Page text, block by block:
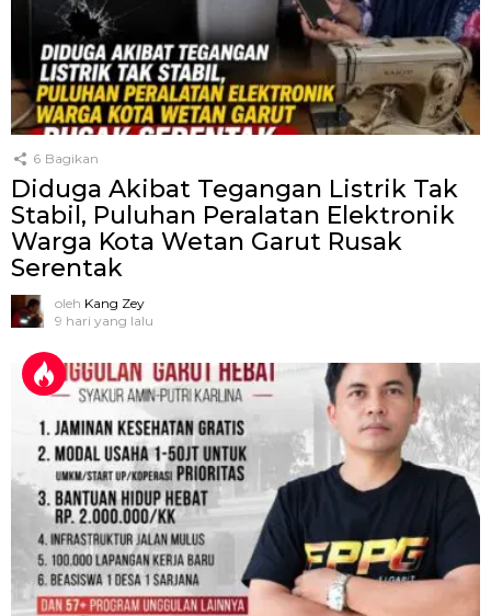
6 Bagikan
Diduga Akibat Tegangan Listrik Tak
Stabil, Puluhan Peralatan Elektronik
Warga Kota Wetan Garut Rusak
Serentak
oleh Kang Zey
9 hari yang lalu